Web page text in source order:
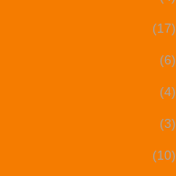
(17)
(6)
(4)
(3)
(10)